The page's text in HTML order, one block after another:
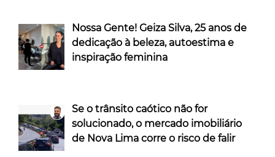
Nossa Gente! Geiza Silva, 25 anos de
dedicação à beleza, autoestima e
inspiração feminina
Se o trânsito caótico não for
solucionado, o mercado imobiliário
de Nova Lima corre o risco de falir